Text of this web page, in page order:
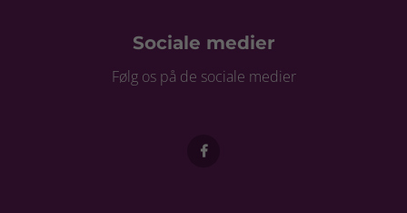
Sociale medier
Følg os på de sociale medier